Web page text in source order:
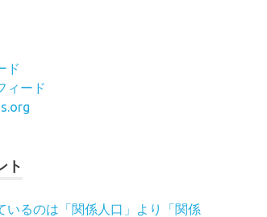
ド
ィード
ト
いるのは「関係人口」より「関係